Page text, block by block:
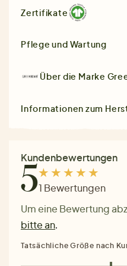
Zertifikate
Pflege und Wartung
Über die Marke
Informationen zum
Kundenbewertungen
51 Bewertungen
Um eine Bewertung
bitte an.
Tatsächliche Größe nach